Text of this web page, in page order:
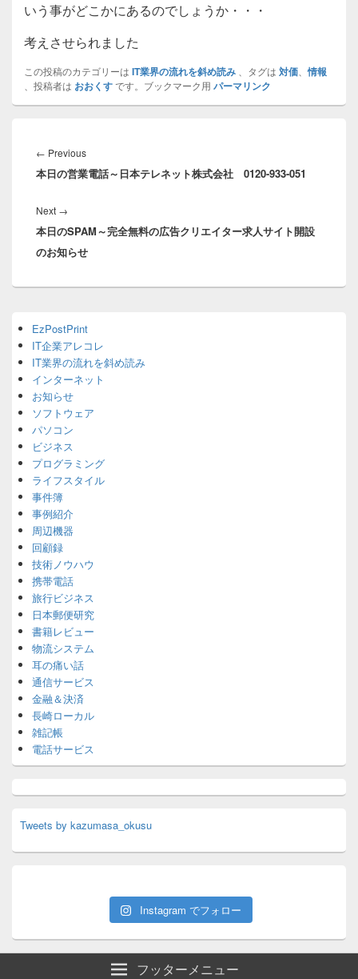
いう事がどこかにあるのでしょうか・・・
考えさせられました
この投稿のカテゴリーは IT業界の流れを斜め読み 、タグは 対価 、情報
、投稿者は おおくすです。ブックマーク用 パーマリンク
稿
ナ
ゲ
ー
シ
ョ
← PreviousPrevious
post:
本日の営業電話～日本テレネット株式会社 0120-933-051
Next →
post:
本日のSPAM～完全無料の広告クリエイター求人サイト開設
のお知らせ
Sidebar
Widget
Area
EzPostPrint
IT企業アレコレ
IT業界の流れを斜め読み
インターネット
お知らせ
ソフトウェア
パソコン
ビジネス
プログラミング
ライフスタイル
事件簿
事例紹介
周辺機器
回顧録
技術ノウハウ
携帯電話
旅行ビジネス
日本郵便研究
書籍レビュー
物流システム
耳の痛い話
通信サービス
金融＆決済
長崎ローカル
雑記帳
電話サービス
Tweets by kazumasa_okusu
Instagram でフォロー
フッターメニュー